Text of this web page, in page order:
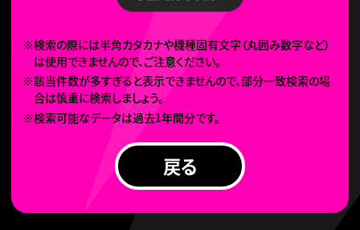
※検索の際には半角カタカナや機種固有文字（丸囲み数字など）
は使用できませんので、ご注意ください。
※該当件数が多すぎると表示できませんので、部分一致検索の場
合は慎重に検索しましょう。
※検索可能なデータは過去1年間分です。
戻る